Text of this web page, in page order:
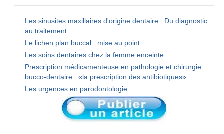
Les sinusites maxillaires d'origine dentaire : Du diagnostic
au traitement
Le lichen plan buccal : mise au point
Les soins dentaires chez la femme enceinte
Prescription médicamenteuse en pathologie et chirurgie
bucco-dentaire : «la prescription des antibiotiques»
Les urgences en parodontologie